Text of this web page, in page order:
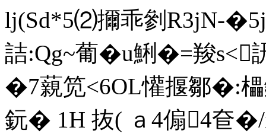
lj(Sd*5⑵擟乖剼R3jN-
詰:Qg~葡� u鯏�=羧s<詽
�7藽笕<6OL懽揠鄒
鈨� 1H 抜( ａ4傓4奆